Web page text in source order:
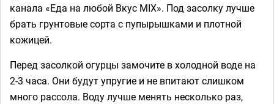
канала «Еда на любой Вкус MIX». Под засолку лучше
брать грунтовые сорта с пупырышками и плотной
кожицей.
Перед засолкой огурцы замочите в холодной воде на
2-3 часа. Они будут упругие и не впитают слишком
много рассола. Воду лучше менять несколько раз,